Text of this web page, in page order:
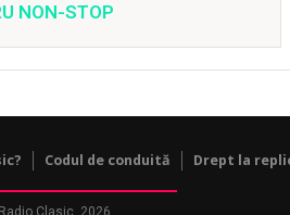
NON-STOP
Codul de conduită Drept la
Clasic, 2026